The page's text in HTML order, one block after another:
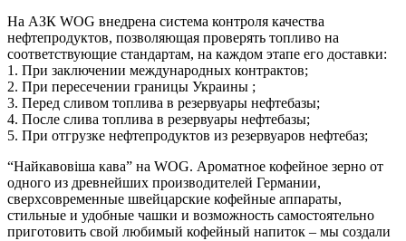
На АЗК WOG внедрена система контроля качества
нефтепродуктов, позволяющая проверять топливо на
соответствующие стандартам, на каждом этапе его доставки:
1. При заключении международных контрактов;
2. При пересечении границы Украины ;
3. Перед сливом топлива в резервуары нефтебазы;
4. После слива топлива в резервуары нефтебазы;
5. При отгрузке нефтепродуктов из резервуаров нефтебаз;
“Найкавовіша кава” на WOG. Ароматное кофейное зерно от
одного из древнейших производителей Германии,
сверхсовременные швейцарские кофейные аппараты,
стильные и удобные чашки и возможность самостоятельно
приготовить свой ​​любимый кофейный напиток – мы создали